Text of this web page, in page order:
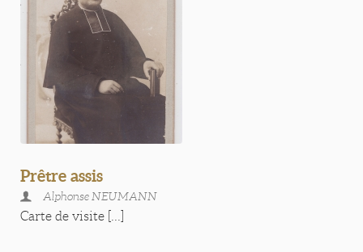
Prêtre assis
Alphonse NEUMANN
Carte de visite [...]